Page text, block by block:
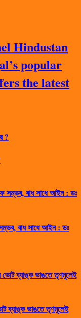
Hindustan
popular
the latest
বাধ সাধে আইন : ডঃ
ব্যাঙ্ক ভাঙতে তৃণমূলেই